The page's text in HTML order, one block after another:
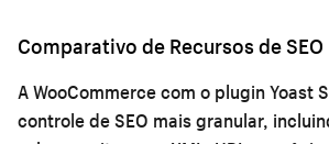
Comparativo de Recursos de SEO
A WooCommerce com o plugin Yoast
controle de SEO mais granular,